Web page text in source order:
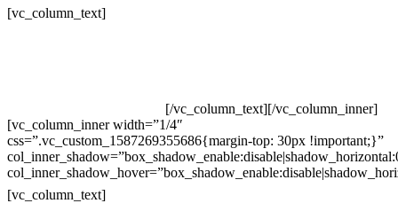
[vc_column_text]
[/vc_column_text][/vc_column_inner]
[vc_column_inner width=”1/4″
css=”.vc_custom_1587269355686{margin-top: 30px !important;}”
[vc_column_text]